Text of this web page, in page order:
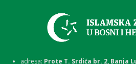
adresa: Prote T. Srdića br. 2, Banja